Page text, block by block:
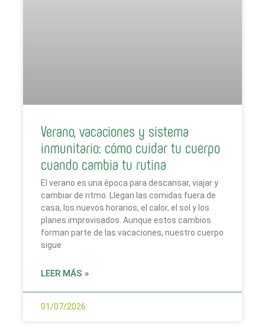
Verano, vacaciones y sistema
inmunitario: cómo cuidar tu cuerpo
cuando cambia tu rutina
El verano es una época para descansar, viajar y
cambiar de ritmo. Llegan las comidas fuera de
casa, los nuevos horarios, el calor, el sol y los
planes improvisados. Aunque estos cambios
forman parte de las vacaciones, nuestro cuerpo
sigue
LEER MÁS »
01/07/2026